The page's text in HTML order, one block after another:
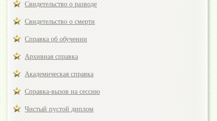
Свидетельство о разводе
Свидетельство о смерти
Справка об обучении
Архивная справка
Академическая справка
Справка-вызов на сессию
Чистый пустой диплом